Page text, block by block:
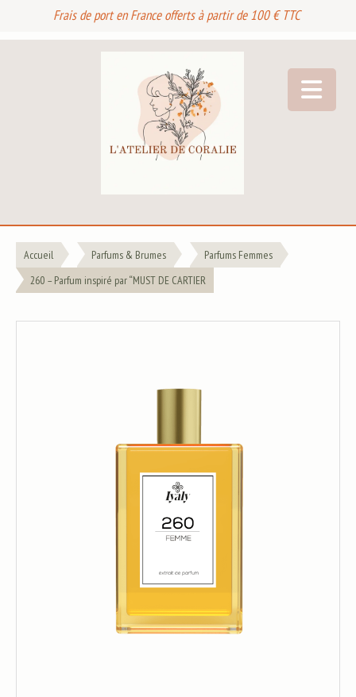
Frais de port en France offerts à partir de 100 € TTC
Accueil Parfums & Brumes
Parfums Femmes
260 – Parfum inspiré par “MUST DE CARTIER